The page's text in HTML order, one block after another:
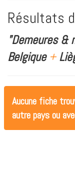
Résultats
"Demeures &
Belgique +
Aucune fiche
autre pays ou